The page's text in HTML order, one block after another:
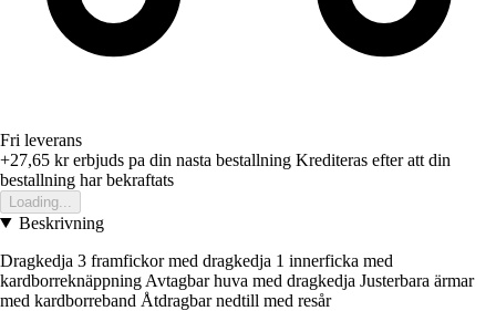
Fri leverans
+27,65 krerbjuds pa din nasta bestallning Krediteras efter att din
bestallning har bekraftats
Loading...
Beskrivning
Dragkedja 3 framfickor med dragkedja 1 innerficka med
kardborreknäppning Avtagbar huva med dragkedja Justerbara ärmar
med kardborreband Åtdragbar nedtill med resår